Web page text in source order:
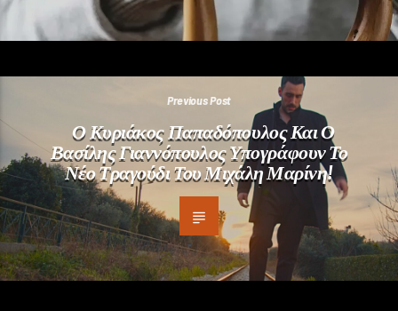
Previous Post
Ο Κυριάκος Παπαδόπουλος Και Ο
Βασίλης Γιαννόπουλος Υπογράφουν Το
Νέο Τραγούδι Του Μιχάλη Μαρίνη!